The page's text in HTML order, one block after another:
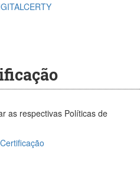
as respectivas Políticas de